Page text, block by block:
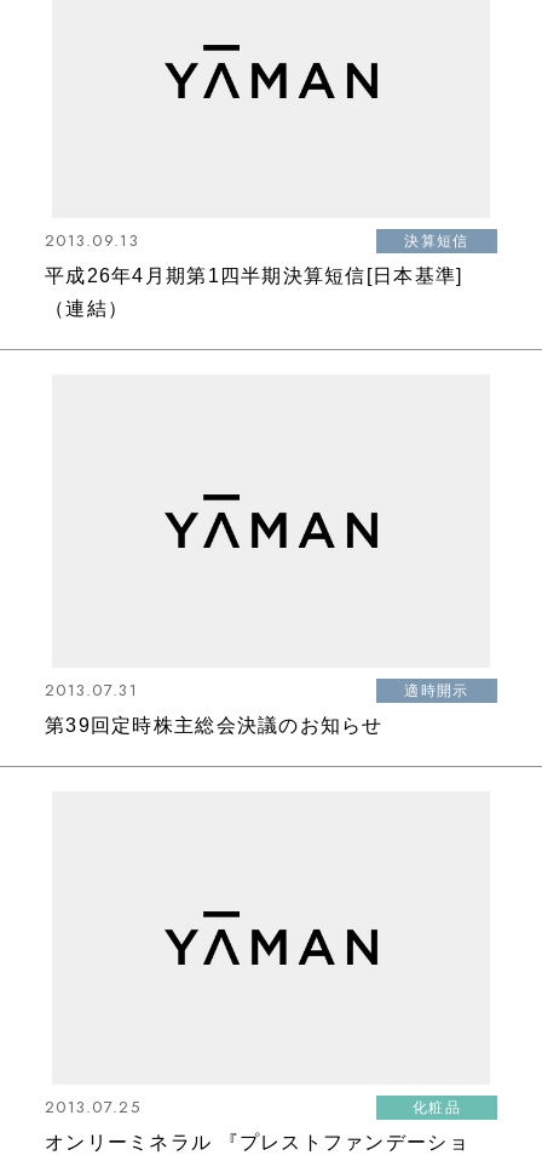
2013.09.13 決算短信
平成26年4月期第1四半期決算短信[日本基準]
（連結）
2013.07.31 適時開示
第39回定時株主総会決議のお知らせ
2013.07.25 化粧品
オンリーミネラル 『プレストファンデーショ